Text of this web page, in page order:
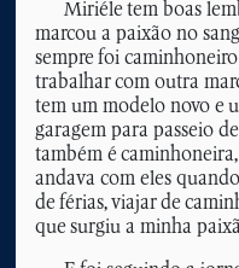
Miriéle tem boas
marcou a paixão no
sempre foi
trabalhar com outra
tem um modelo novo e
garagem para passeio
também é
andava com eles
de férias, viajar de
que surgiu a minha